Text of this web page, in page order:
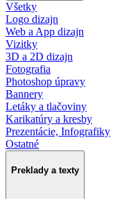
Všetky
Logo dizajn
Web a App dizajn
Vizitky
3D a 2D dizajn
Fotografia
Photoshop úpravy
Bannery
Letáky a tlačoviny
Karikatúry a kresby
Prezentácie, Infografiky
Ostatné
Preklady a texty